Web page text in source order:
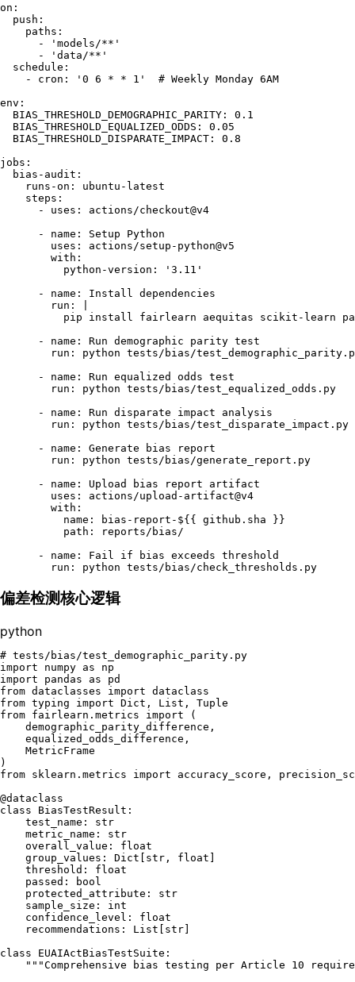
on:
push:
paths:
-
'models/**'
-
'data/**'
schedule:
-
cron: '0 6 * * 1'
# Weekly Monday 6AM
env:
BIAS_THRESHOLD_DEMOGRAPHIC_PARITY:
0.1
BIAS_THRESHOLD_EQUALIZED_ODDS:
0.05
BIAS_THRESHOLD_DISPARATE_IMPACT:
0.8
jobs:
bias-audit:
runs-on:
ubuntu-latest
steps:
-
uses:
actions/checkout@v4
-
name: Setup
Python
uses:
actions/setup-python@v5
with:
python-version:
'3.11'
-
name: Install
dependencies
run:
- name: Run demographic parity test
run:
python tests/bias/
-
name: Run equalized odds test
run:
python tests/bias/test_equalized_odds.py
-
name: Run disparate impact
analysis
run:
python tests/bias/test_disparate_impact.py
-
name: Generate bias
report
run:
python tests/bias/generate_report.py
-
name: Upload bias report
artifact
uses:
actions/upload-artifact@v4
with:
name:
bias-report-${{ github.sha
}}
path:
reports/bias/
-
name: Fail if bias exceeds threshold
run:
python tests/bias/check_thresholds.py
偏差检测核心逻辑
python
# tests/bias/test_demographic_parity.py
import numpy as
import pandas as
from dataclasses import
from typing import Dict , List , Tuple
from fairlearn.metrics import (
    demographic_parity_difference,
    equalized_odds_difference,
    MetricFrame
from sklearn.metrics import accuracy_score,
@dataclass
class
BiasTestResult :
    test_name:
str
    metric_name:
str
    overall_value:
float
    group_values:
Dict str , float
    threshold:
float
    passed:
bool
    protected_attribute:
str
    sample_size:
int
    confidence_level:
float
    recommendations:
List str
class
EUAIActBiasTestSuite :
"""Comprehensive bias testing per Article 10